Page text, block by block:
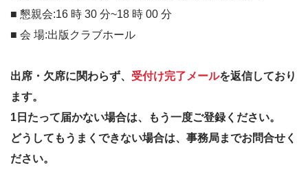
■ 懇親会:16 時 30 分~18 時 00 分
■ 会 場:出版クラブホール
出席・欠席に関わらず、 受付け完了メールを返信しており
ます。
1日たって届かない場合は、もう一度ご登録ください。
どうしてもうまくできない場合は、事務局までお問合せく
ださい。